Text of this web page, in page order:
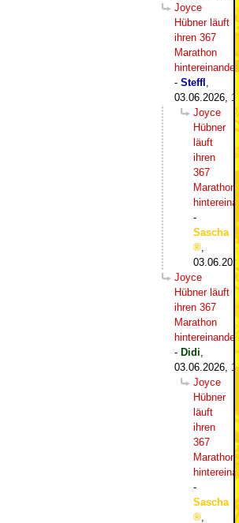
Joyce
Hübner läuft
ihren 367
Marathon
hintereinander
- Steffl
03.06.2026,
Joyce
Hübner
läuft
ihren
367
Marathon
-
Sascha
Joyce
Hübner läuft
ihren 367
Marathon
hintereinander
- Didi
03.06.2026,
Joyce
Hübner
läuft
ihren
367
Marathon
-
Sascha